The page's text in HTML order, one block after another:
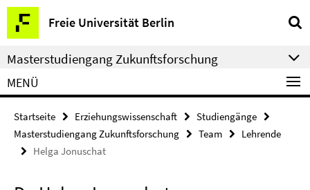
Springe
direkt
zu
Inhalt
Freie Universität Berlin
Service-
Navigation
Masterstudiengang Zukunftsforschung
MENÜ
Startseite Erziehungswissenschaft
Studiengänge
Masterstudiengang Zukunftsforschung
Team
Lehrende
Helga Jonuschat